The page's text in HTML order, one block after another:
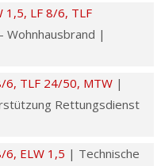
1,5, LF 8/6, TLF
Wohnhausbrand |
6, TLF 24/50, MTW |
Rettungsdienst
6, ELW 1,5 | Technische